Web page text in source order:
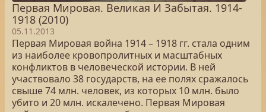
Первая Мировая. Великая И Забытая. 1914-
1918 (2010)
05.11.2013
Первая Мировая война 1914 – 1918 гг. стала одним
из наиболее кровопролитных и масштабных
конфликтов в человеческой истории. В ней
участвовало 38 государств, на ее полях сражалось
свыше 74 млн. человек, из которых 10 млн. было
убито и 20 млн. искалечено. Первая Мировая